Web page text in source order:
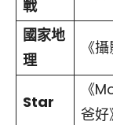
戰
國家地
理
《
Star
《
爸好